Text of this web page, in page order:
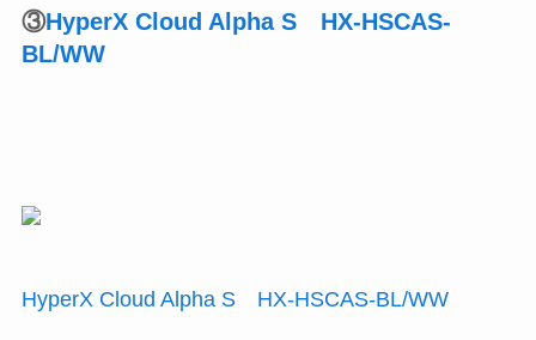
③HyperX Cloud Alpha S HX-HSCAS-
BL/WW
HyperX Cloud Alpha S HX-HSCAS-BL/WW